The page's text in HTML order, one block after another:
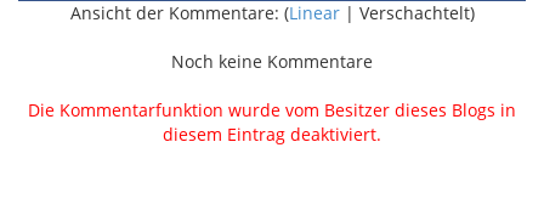
Ansicht der Kommentare: (Linear| Verschachtelt)
Noch keine Kommentare
Die Kommentarfunktion wurde vom Besitzer dieses Blogs in
diesem Eintrag deaktiviert.